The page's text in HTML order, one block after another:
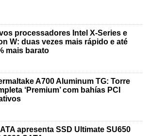
processadores Intel X-Series e
W: duas vezes mais rápido e até
mais barato
A700 Aluminum TG: Torre
‘Premium’ com bahías PCI
apresenta SSD Ultimate SU650